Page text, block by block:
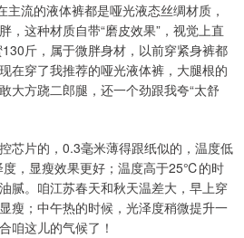
主流的液体裤都是哑光液态丝绸材质，
，这种材质自带“磨皮效果”，视觉上直
斤，属于微胖身材，以前穿紧身裤都
在穿了我推荐的哑光液体裤，大腿根的
大方跷二郎腿，还一个劲跟我夸“太舒
芯片的，0.3毫米薄得跟纸似的，温度低
，显瘦效果更好；温度高于25℃的时
腻。咱江苏春天和秋天温差大，早上穿
瘦；中午热的时候，光泽度稍微提升一
咱这儿的气候了！